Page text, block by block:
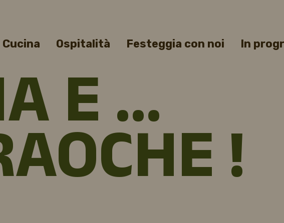
Cucina Ospitalità Festeggia con noi In
E … !